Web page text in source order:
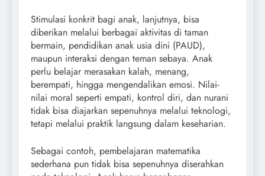
Stimulasi konkrit bagi anak, lanjutnya, bisa
diberikan melalui berbagai aktivitas di taman
bermain, pendidikan anak usia dini (PAUD),
maupun interaksi dengan teman sebaya. Anak
perlu belajar merasakan kalah, menang,
berempati, hingga mengendalikan emosi. Nilai-
nilai moral seperti empati, kontrol diri, dan nurani
tidak bisa diajarkan sepenuhnya melalui teknologi,
tetapi melalui praktik langsung dalam keseharian.
Sebagai contoh, pembelajaran matematika
sederhana pun tidak bisa sepenuhnya diserahkan